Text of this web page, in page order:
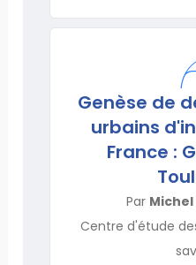
Genèse de
urbains
France :
Par Michel
Centre d'étude